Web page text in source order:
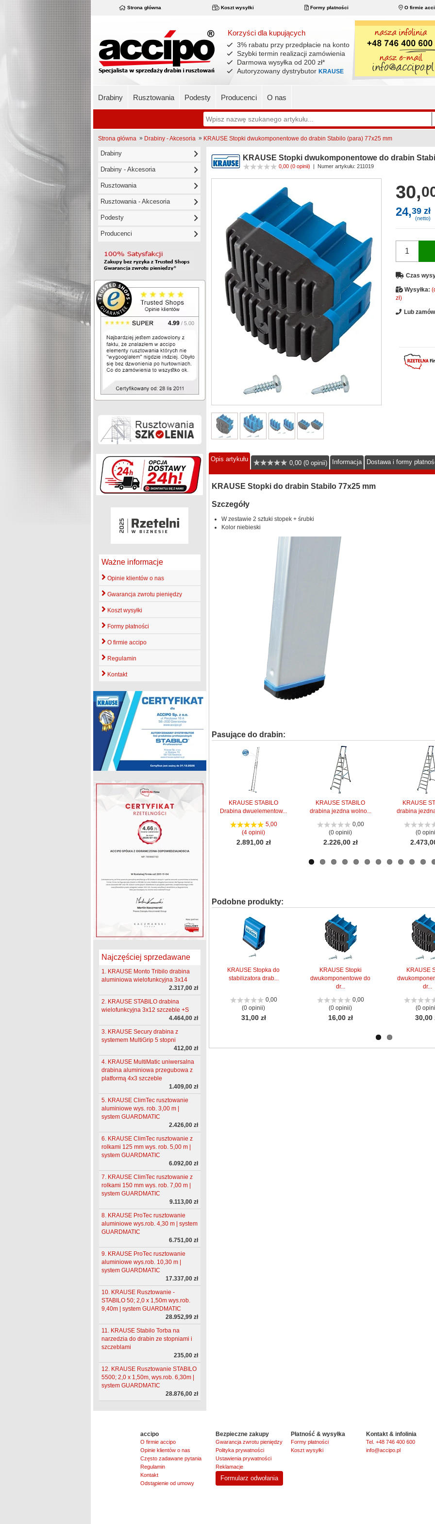
Strona główna Koszt wysyłki Formy płatności O firmie
Korzyści dla kupujących
3% rabatu przy przedpłacie na konto
Szybki termin realizacji zamówienia
Darmowa wysyłka od 200 zł*
Autoryzowany dystrybutor KRAUSE
Drabiny Rusztowania Podesty Producenci O nas
Strona główna » Drabiny - Akcesoria » KRAUSE Stopki dwukomponentowe do drabin Stabilo (para) 77x25 mm
Drabiny
Drabiny - Akcesoria
Rusztowania
Rusztowania - Akcesoria
Podesty
Producenci
4.99 / 5.00
Ważne informacje
Opinie klientów o nas
Gwarancja zwrotu pieniędzy
Koszt wysyłki
Formy płatności
O firmie accipo
Regulamin
Kontakt
Najczęściej sprzedawane
1. KRAUSE Monto Tribilo drabina
aluminiowa wielofunkcyjna 3x14
2.317,00 zł
2. KRAUSE STABILO drabina
wielofunkcyjna 3x12 szczeble +S
4.464,00 zł
3. KRAUSE Secury drabina z
systemem MultiGrip 5 stopni
412,00 zł
4. KRAUSE MultiMatic uniwersalna
drabina aluminiowa przegubowa z
platformą 4x3 szczeble
1.409,00 zł
5. KRAUSE ClimTec rusztowanie
aluminiowe wys. rob. 3,00 m |
system GUARDMATIC
2.426,00 zł
6. KRAUSE ClimTec rusztowanie z
rolkami 125 mm wys. rob. 5,00 m |
system GUARDMATIC
6.092,00 zł
7. KRAUSE ClimTec rusztowanie z
rolkami 150 mm wys. rob. 7,00 m |
system GUARDMATIC
9.113,00 zł
8. KRAUSE ProTec rusztowanie
aluminiowe wys.rob. 4,30 m | system
GUARDMATIC
6.751,00 zł
9. KRAUSE ProTec rusztowanie
aluminiowe wys.rob. 10,30 m |
system GUARDMATIC
17.337,00 zł
10. KRAUSE Rusztowanie -
STABILO 50; 2,0 x 1,50m wys.rob.
9,40m | system GUARDMATIC
28.952,99 zł
11. KRAUSE Stabilo Torba na
narzedzia do drabin ze stopniami i
szczeblami
235,00 zł
12. KRAUSE Rusztowanie STABILO
5500; 2,0 x 1,50m, wys.rob. 6,30m |
system GUARDMATIC
28.876,00 zł
KRAUSE Stopki dwukomponentowe do drabin
0,00 (0 opinii) | Numer artykułu: 211019
30,
24,39 zł
(netto)
Czas
Wysyłka:
zł)
Lub
Opis artykułu
0,00 (0 opinii) Informacja Dostawa i formy
KRAUSE Stopki do drabin Stabilo 77x25 mm
Szczegóły
W zestawie 2 sztuki stopek + śrubki
Kolor niebieski
Pasujące do drabin:
KRAUSE STABILO
Drabina dwuelementow...
5,00
(4 opinii)
2.891,00 zł
KRAUSE STABILO
drabina jezdna wolno...
0,00
(0 opinii)
2.226,00 zł
KRAUSE
drabina
(0
Podobne produkty:
KRAUSE Stopka do
stabilizatora drab...
0,00
(0 opinii)
31,00 zł
KRAUSE Stopki
dwukomponentowe do
dr...
0,00
(0 opinii)
16,00 zł
KRAUSE
dr...
(0
30,00
accipo
O firmie accipo
Opinie klientów o nas
Często zadawane pytania
Regulamin
Kontakt
Odstąpienie od umowy
Bezpieczne zakupy
Gwarancja zwrotu pieniędzy
Polityka prywatności
Ustawienia prywatności
Reklamacje
Formularz odwołania
Płatność & wysyłka
Formy płatności
Koszt wysyłki
Kontakt & infolinia
Tel. +48 746 400 600
info@accipo.pl